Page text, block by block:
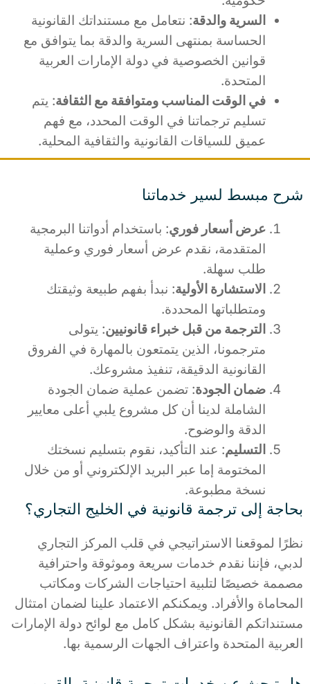
السرية والدقة: نتعامل مع مستنداتك القانونية
الحساسة بمنتهى السرية والدقة بما يتوافق مع
قوانين الخصوصية في دولة الإمارات العربية
المتحدة.
في الوقت المناسب ومتوافقة مع الثقافة: يتم
تسليم ترجماتنا في الوقت المحدد، مع فهم
عميق للسياقات القانونية والثقافية المحلية.
شرح مبسط لسير خدماتنا
عرض أسعار فوري: باستخدام أدواتنا البرمجية
المتقدمة، نقدم عرض أسعار فوري وعملية
طلب سهلة.
الاستشارة الأولية: نبدأ بفهم طبيعة وثيقتك
ومتطلباتها المحددة.
الترجمة من قبل خبراء قانونيين: يتولى
مترجمونا، الذين يتمتعون بالمهارة في الفروق
القانونية الدقيقة، تنفيذ مشروعك.
ضمان الجودة: تضمن عملية ضمان الجودة
الشاملة لدينا أن كل مشروع يلبي أعلى معايير
الدقة والوضوح.
التسليم: عند التأكيد، نقوم بتسليم نسختك
المختومة إما عبر البريد الإلكتروني أو من خلال
نسخة مطبوعة.
بحاجة إلى ترجمة قانونية في الخليج التجاري؟
نظرًا لموقعنا الاستراتيجي في قلب المركز التجاري
لدبي، فإننا نقدم خدمات سريعة وموثوقة واحترافية
مصممة خصيصًا لتلبية احتياجات الشركات ومكاتب
المحاماة والأفراد. ويمكنكم الاعتماد علينا لضمان امتثال
مستنداتكم القانونية بشكل كامل مع لوائح دولة الإمارات
العربية المتحدة واعتراف الجهات الرسمية بها.